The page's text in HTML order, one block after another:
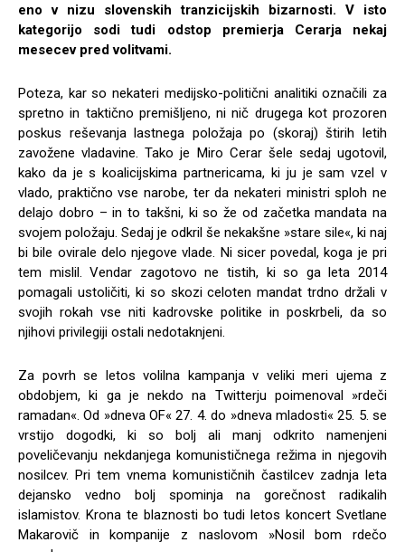
eno v nizu slovenskih tranzicijskih bizarnosti. V isto
kategorijo sodi tudi odstop premierja Cerarja nekaj
mesecev pred volitvami.
Poteza, kar so nekateri medijsko-politični analitiki označili za
spretno in taktično premišljeno, ni nič drugega kot prozoren
poskus reševanja lastnega položaja po (skoraj) štirih letih
zavožene vladavine. Tako je Miro Cerar šele sedaj ugotovil,
kako da je s koalicijskima partnericama, ki ju je sam vzel v
vlado, praktično vse narobe, ter da nekateri ministri sploh ne
delajo dobro – in to takšni, ki so že od začetka mandata na
svojem položaju. Sedaj je odkril še nekakšne »stare sile«, ki naj
bi bile ovirale delo njegove vlade. Ni sicer povedal, koga je pri
tem mislil. Vendar zagotovo ne tistih, ki so ga leta 2014
pomagali ustoličiti, ki so skozi celoten mandat trdno držali v
svojih rokah vse niti kadrovske politike in poskrbeli, da so
njihovi privilegiji ostali nedotaknjeni.
Za povrh se letos volilna kampanja v veliki meri ujema z
obdobjem, ki ga je nekdo na Twitterju poimenoval »rdeči
ramadan«. Od »dneva OF« 27. 4. do »dneva mladosti« 25. 5. se
vrstijo dogodki, ki so bolj ali manj odkrito namenjeni
poveličevanju nekdanjega komunističnega režima in njegovih
nosilcev. Pri tem vnema komunističnih častilcev zadnja leta
dejansko vedno bolj spominja na gorečnost radikalih
islamistov. Krona te blaznosti bo tudi letos koncert Svetlane
Makarovič in kompanije z naslovom »Nosil bom rdečo